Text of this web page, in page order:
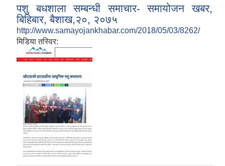
पशु बधशाला सम्बन्धी समाचार- समायोजन खबर,
बिहिबार, बैशाख,२०, २०७५
http://www.samayojankhabar.com/2018/05/03/8262/
मिडिया तस्विर: